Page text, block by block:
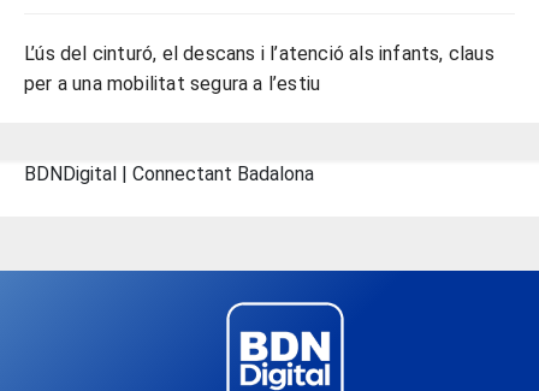
L’ús del cinturó, el descans i l’atenció als infants, claus
per a una mobilitat segura a l’estiu
BDNDigital | Connectant Badalona